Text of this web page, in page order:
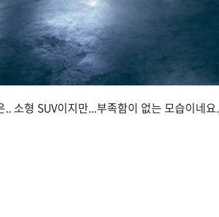
소형 SUV이지만...부족함이 없는 모습이네요.